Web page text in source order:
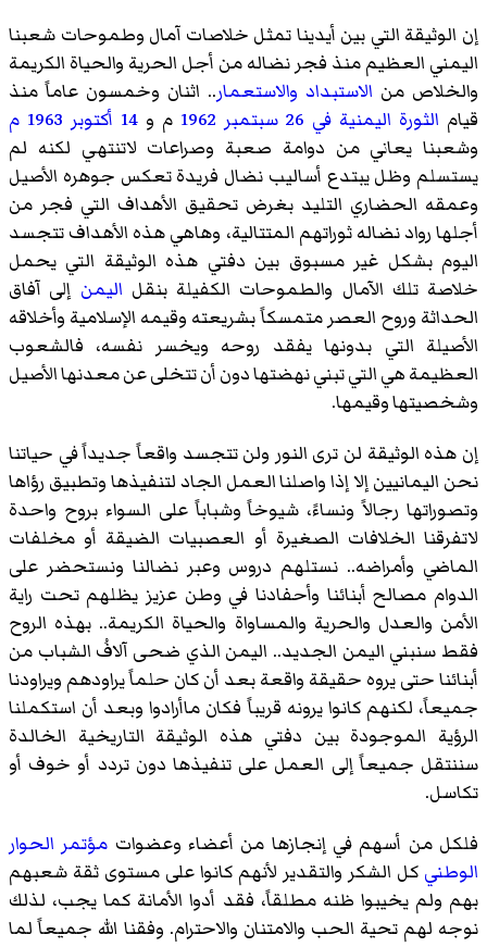
إن الوثيقة التي بين أيدينا تمثل خلاصات آمال وطموحات شعبنا
اليمني العظيم منذ فجر نضاله من أجل الحرية والحياة الكريمة
والخلاص من الاستبداد والاستعمار.. اثنان وخمسون عاماً منذ
قيام الثورة اليمنية في 26 سبتمبر 1962 م و 14 أكتوبر 1963 م
وشعبنا يعاني من دوامة صعبة وصراعات لاتنتهي لكنه لم
يستسلم وظل يبتدع أساليب نضال فريدة تعكس جوهره الأصيل
وعمقه الحضاري التليد بغرض تحقيق الأهداف التي فجر من
أجلها رواد نضاله ثوراتهم المتتالية، وهاهي هذه الأهداف تتجسد
اليوم بشكل غير مسبوق بين دفتي هذه الوثيقة التي يحمل
خلاصة تلك الآمال والطموحات الكفيلة بنقل اليمن إلى آفاق
الحداثة وروح العصر متمسكاً بشريعته وقيمه الإسلامية وأخلاقه
الأصيلة التي بدونها يفقد روحه ويخسر نفسه، فالشعوب
العظيمة هي التي تبني نهضتها دون أن تتخلى عن معدنها الأصيل
وشخصيتها وقيمها.
إن هذه الوثيقة لن ترى النور ولن تتجسد واقعاً جديداً في حياتنا
نحن اليمانيين إلا إذا واصلنا العمل الجاد لتنفيذها وتطبيق رؤاها
وتصوراتها رجالاً ونساءً، شيوخاً وشباباً على السواء بروح واحدة
لاتفرقنا الخلافات الصغيرة أو العصبيات الضيقة أو مخلفات
الماضي وأمراضه.. نستلهم دروس وعبر نضالنا ونستحضر على
الدوام مصالح أبنائنا وأحفادنا في وطن عزيز يظلهم تحت راية
الأمن والعدل والحرية والمساواة والحياة الكريمة.. بهذه الروح
فقط سنبني اليمن الجديد.. اليمن الذي ضحى آلافُ الشباب من
أبنائنا حتى يروه حقيقة واقعة بعد أن كان حلماً يراودهم ويراودنا
جميعاً، لكنهم كانوا يرونه قريباً فكان ماأرادوا وبعد أن استكملنا
الرؤية الموجودة بين دفتي هذه الوثيقة التاريخية الخالدة
سننتقل جميعاً إلى العمل على تنفيذها دون تردد أو خوف أو
تكاسل.
فلكل من أسهم في إنجازها من أعضاء وعضوات مؤتمر الحوار
الوطني كل الشكر والتقدير لأنهم كانوا على مستوى ثقة شعبهم
بهم ولم يخيبوا ظنه مطلقاً، فقد أدوا الأمانة كما يجب، لذلك
نوجه لهم تحية الحب والامتنان والاحترام. وفقنا الله جميعاً لما